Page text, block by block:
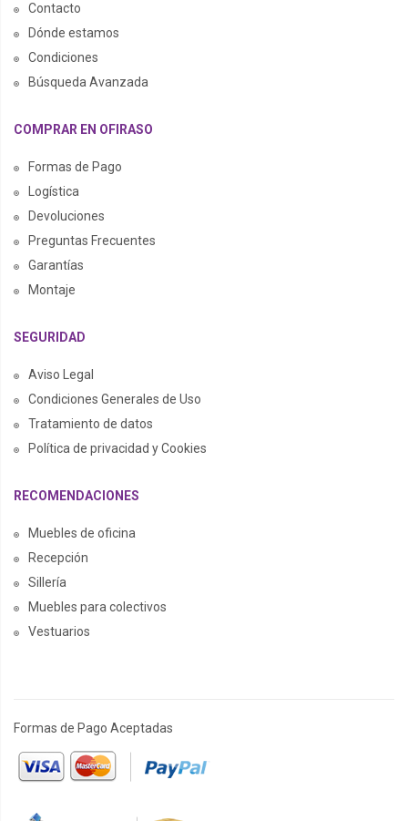
Contacto
Dónde estamos
Condiciones
Búsqueda Avanzada
COMPRAR EN OFIRASO
Formas de Pago
Logística
Devoluciones
Preguntas Frecuentes
Garantías
Montaje
SEGURIDAD
Aviso Legal
Condiciones Generales de Uso
Tratamiento de datos
Política de privacidad y Cookies
RECOMENDACIONES
Muebles de oficina
Recepción
Sillería
Muebles para colectivos
Vestuarios
Formas de Pago Aceptadas